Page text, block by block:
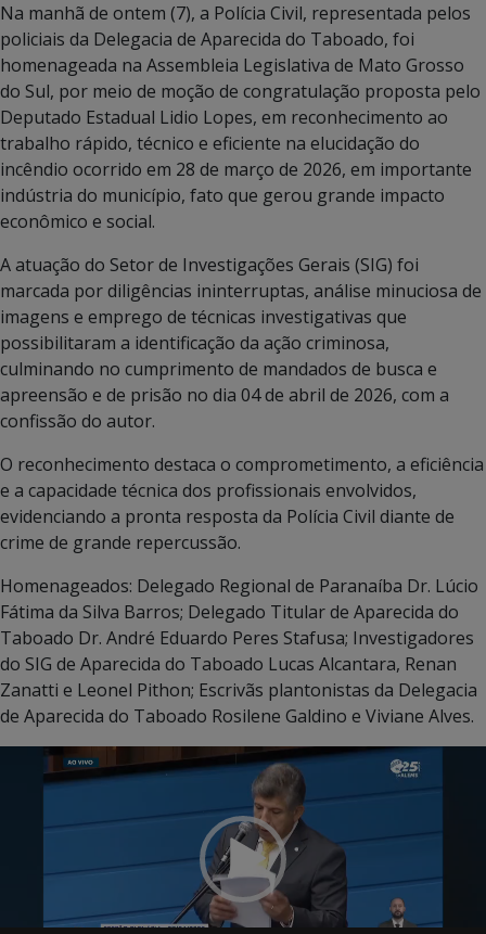
Na manhã de ontem (7), a Polícia Civil, representada pelos
policiais da Delegacia de Aparecida do Taboado, foi
homenageada na Assembleia Legislativa de Mato Grosso
do Sul, por meio de moção de congratulação proposta pelo
Deputado Estadual Lidio Lopes, em reconhecimento ao
trabalho rápido, técnico e eficiente na elucidação do
incêndio ocorrido em 28 de março de 2026, em importante
indústria do município, fato que gerou grande impacto
econômico e social.
A atuação do Setor de Investigações Gerais (SIG) foi
marcada por diligências ininterruptas, análise minuciosa de
imagens e emprego de técnicas investigativas que
possibilitaram a identificação da ação criminosa,
culminando no cumprimento de mandados de busca e
apreensão e de prisão no dia 04 de abril de 2026, com a
confissão do autor.
O reconhecimento destaca o comprometimento, a eficiência
e a capacidade técnica dos profissionais envolvidos,
evidenciando a pronta resposta da Polícia Civil diante de
crime de grande repercussão.
Homenageados: Delegado Regional de Paranaíba Dr. Lúcio
Fátima da Silva Barros; Delegado Titular de Aparecida do
Taboado Dr. André Eduardo Peres Stafusa; Investigadores
do SIG de Aparecida do Taboado Lucas Alcantara, Renan
Zanatti e Leonel Pithon; Escrivãs plantonistas da Delegacia
de Aparecida do Taboado Rosilene Galdino e Viviane Alves.
Tocador